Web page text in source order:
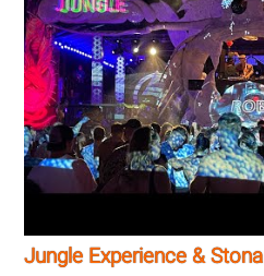
Jungle Experience & Stona